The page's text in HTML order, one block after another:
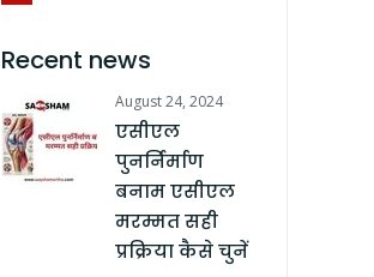
Recent news
August 24, 2024
एसीएल
पुनर्निर्माण
बनाम एसीएल
मरम्मत सही
प्रक्रिया कैसे चुनें